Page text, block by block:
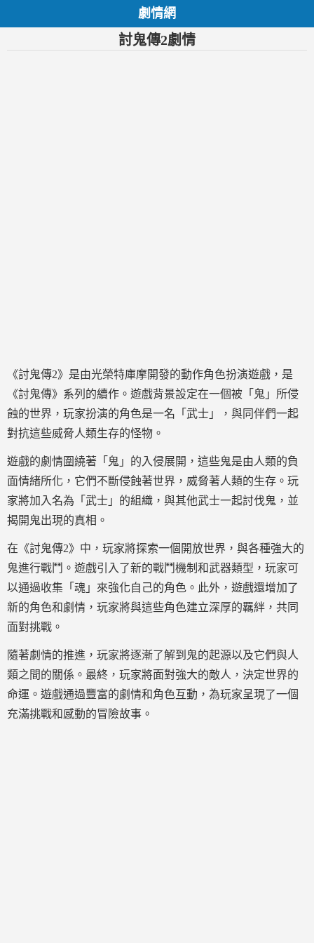
劇情網
討鬼傳2劇情
《討鬼傳2》是由光榮特庫摩開發的動作角色扮演遊戲，是
《討鬼傳》系列的續作。遊戲背景設定在一個被「鬼」所侵
蝕的世界，玩家扮演的角色是一名「武士」，與同伴們一起
對抗這些威脅人類生存的怪物。
遊戲的劇情圍繞著「鬼」的入侵展開，這些鬼是由人類的負
面情緒所化，它們不斷侵蝕著世界，威脅著人類的生存。玩
家將加入名為「武士」的組織，與其他武士一起討伐鬼，並
揭開鬼出現的真相。
在《討鬼傳2》中，玩家將探索一個開放世界，與各種強大的
鬼進行戰鬥。遊戲引入了新的戰鬥機制和武器類型，玩家可
以通過收集「魂」來強化自己的角色。此外，遊戲還增加了
新的角色和劇情，玩家將與這些角色建立深厚的羈絆，共同
面對挑戰。
隨著劇情的推進，玩家將逐漸了解到鬼的起源以及它們與人
類之間的關係。最終，玩家將面對強大的敵人，決定世界的
命運。遊戲通過豐富的劇情和角色互動，為玩家呈現了一個
充滿挑戰和感動的冒險故事。